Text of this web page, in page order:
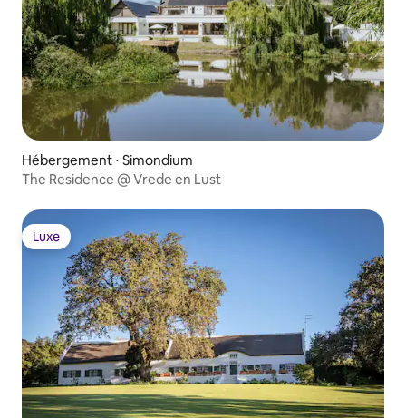
Hébergement ⋅ Simondium
The Residence @ Vrede en Lust
Luxe
Luxe